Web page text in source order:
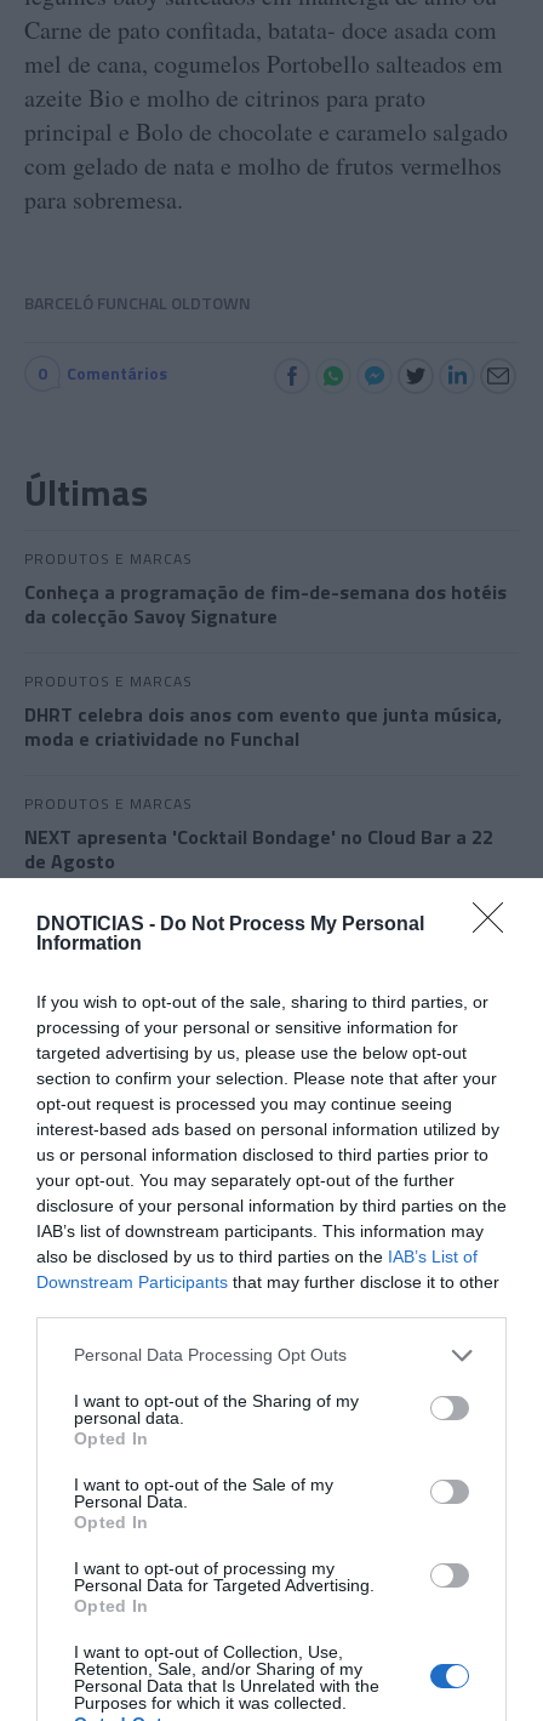
DNOTICIAS - Do Not Process My Personal
Information
If you wish to opt-out of the sale, sharing to third parties, or
processing of your personal or sensitive information for
targeted advertising by us, please use the below opt-out
section to confirm your selection. Please note that after your
opt-out request is processed you may continue seeing
interest-based ads based on personal information utilized by
us or personal information disclosed to third parties prior to
your opt-out. You may separately opt-out of the further
disclosure of your personal information by third parties on the
IAB’s list of downstream participants. This information may
also be disclosed by us to third parties on the IAB’s List of
Downstream Participants that may further disclose it to other
Please note that this website/app uses one or more Google
not limited to your visit or usage behaviour. You may click to
grant or deny consent to Google and its third-party tags to
use your data for below specified purposes in below Google
consent section.
Personal Data Processing Opt Outs
I want to opt-out of the Sharing of my
personal data.
Opted In
I want to opt-out of the Sale of my
Personal Data.
Opted In
I want to opt-out of processing my
Personal Data for Targeted Advertising.
Opted In
I want to opt-out of Collection, Use,
Retention, Sale, and/or Sharing of my
Personal Data that Is Unrelated with the
Purposes for which it was collected.
Carne de pato confitada, batata- doce asada com
mel de cana, cogumelos Portobello salteados em
azeite Bio e molho de citrinos para prato
principal e Bolo de chocolate e caramelo salgado
com gelado de nata e molho de frutos vermelhos
para sobremesa.
BARCELÓ FUNCHAL OLDTOWN
0 Comentários
Últimas
PRODUTOS E MARCAS
Conheça a programação de fim-de-semana dos hotéis
da colecção Savoy Signature
PRODUTOS E MARCAS
DHRT celebra dois anos com evento que junta música,
moda e criatividade no Funchal
PRODUTOS E MARCAS
NEXT apresenta 'Cocktail Bondage' no Cloud Bar a 22
de Agosto
La Vie Funchal fecha 2023 com ocupação a
100%